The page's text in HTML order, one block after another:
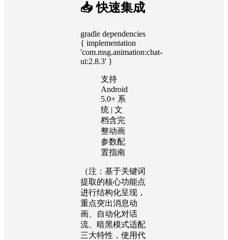
📥 快速集成
gradle dependencies
{ implementation
'com.msg.animation:chat-
ui:2.8.3' }
支持
Android
5.0+ 系
统 | 文
档含完
整动画
参数配
置指南
（注：基于关键词
提取的核心功能点
进行结构化呈现，
重点突出消息动
画、自动化对话
流、暗黑模式适配
三大特性，使用代